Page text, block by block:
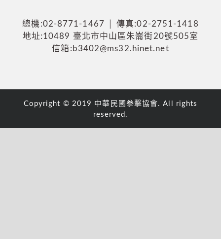
總機:02-8771-1467 │ 傳真:02-2751-1418
地址:10489 臺北市中山區朱崙街20號505室
信箱:b3402@ms32.hinet.net
Copyright © 2019 中華民國拳擊協會. All rights
reserved.